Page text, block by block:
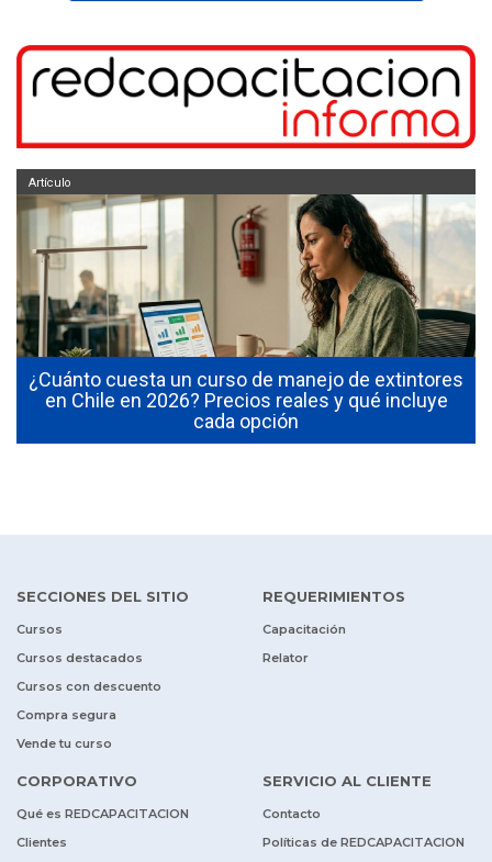
¿Cuánto cuesta un curso de manejo de extintores
en Chile en 2026? Precios reales y qué incluye
cada opción
Artículo
SECCIONES DEL SITIO
Cursos
Cursos destacados
Cursos con descuento
Compra segura
Vende tu curso
REQUERIMIENTOS
Capacitación
Relator
CORPORATIVO
Qué es REDCAPACITACION
Clientes
SERVICIO AL CLIENTE
Contacto
Políticas de REDCAPACITACION